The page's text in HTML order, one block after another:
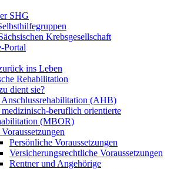
SHG
Krebsgesellschaft
Portal
ins Leben
Rehabilitation
dient sie?
(AHB)
beruflich orientierte
(MBOR)
Persönliche Voraussetzungen
Versicherungsrechtliche Voraussetzungen
Rentner und Angehörige